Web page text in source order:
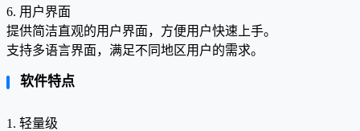
6. 用户界面
提供简洁直观的用户界面，方便用户快速上手。
支持多语言界面，满足不同地区用户的需求。
软件特点
1. 轻量级